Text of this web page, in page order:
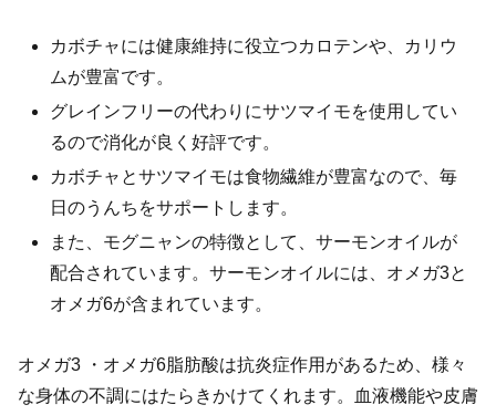
カボチャには健康維持に役立つカロテンや、カリウ
ムが豊富です。
グレインフリーの代わりにサツマイモを使用してい
るので消化が良く好評です。
カボチャとサツマイモは食物繊維が豊富なので、毎
日のうんちをサポートします。
また、モグニャンの特徴として、サーモンオイルが
配合されています。サーモンオイルには、オメガ3と
オメガ6が含まれています。
オメガ3 ・オメガ6脂肪酸は抗炎症作用があるため、様々
な身体の不調にはたらきかけてくれます。血液機能や皮膚